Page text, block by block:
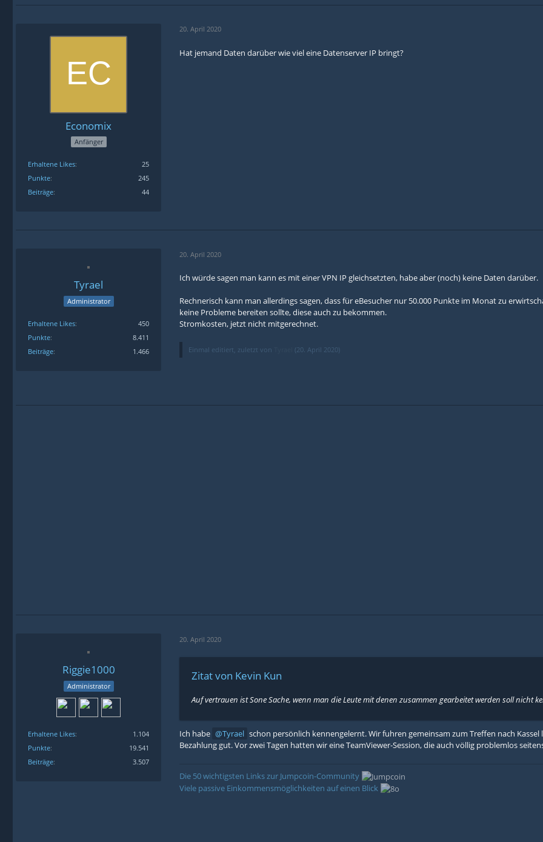
Economix
Anfänger
Erhaltene Likes
25
Punkte
245
Beiträge
44
20. April 2020
Hat jemand Daten darüber wie viel eine Datenserver IP bringt?
Tyrael
Administrator
Erhaltene Likes
450
Punkte
8.411
Beiträge
1.466
20. April 2020
Ich würde sagen man kann es mit einer VPN IP gleichsetzten, habe aber (noch) keine Daten darüber.
Rechnerisch kann man allerdings sagen, dass für eBesucher nur 50.000 Punkte im Monat zu
keine Probleme bereiten sollte, diese auch zu bekommen.
Stromkosten, jetzt nicht mitgerechnet.
Einmal editiert, zuletzt von (20. April 2020)
Riggie1000
Administrator
Erhaltene Likes
1.104
Punkte
19.541
Beiträge
3.507
20. April 2020
Zitat von Kevin Kun
Auf vertrauen ist Sone Sache, wenn man die Leute mit denen zusammen gearbeitet werden soll nicht
Ich habe Tyrael schon persönlich kennengelernt. Wir fuhren gemeinsam zum Treffen nach
Bezahlung gut. Vor zwei Tagen hatten wir eine TeamViewer-Session, die auch völlig problemlos
Die 50 wichtigsten Links zur Jumpcoin-Community
Viele passive Einkommensmöglichkeiten auf einen Blick